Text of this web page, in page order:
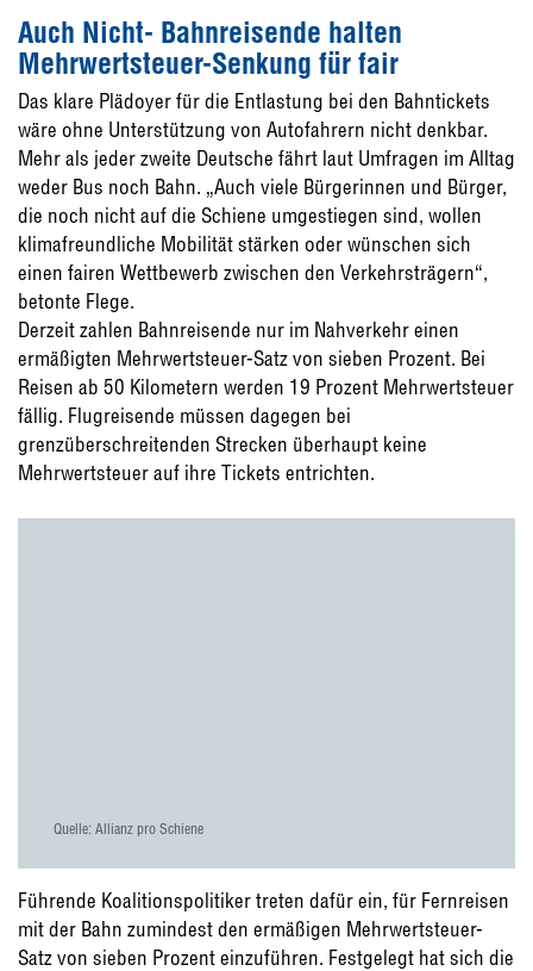
Auch Nicht- Bahnreisende halten
Mehrwertsteuer-Senkung für fair
Das klare Plädoyer für die Entlastung bei den Bahntickets
wäre ohne Unterstützung von Autofahrern nicht denkbar.
Mehr als jeder zweite Deutsche fährt laut Umfragen im Alltag
weder Bus noch Bahn. „Auch viele Bürgerinnen und Bürger,
die noch nicht auf die Schiene umgestiegen sind, wollen
klimafreundliche Mobilität stärken oder wünschen sich
einen fairen Wettbewerb zwischen den Verkehrsträgern“,
betonte Flege.
Derzeit zahlen Bahnreisende nur im Nahverkehr einen
ermäßigten Mehrwertsteuer-Satz von sieben Prozent. Bei
Reisen ab 50 Kilometern werden 19 Prozent Mehrwertsteuer
fällig. Flugreisende müssen dagegen bei
grenzüberschreitenden Strecken überhaupt keine
Mehrwertsteuer auf ihre Tickets entrichten.
Quelle: Allianz pro Schiene
Führende Koalitionspolitiker treten dafür ein, für Fernreisen
mit der Bahn zumindest den ermäßigen Mehrwertsteuer-
Satz von sieben Prozent einzuführen. Festgelegt hat sich die